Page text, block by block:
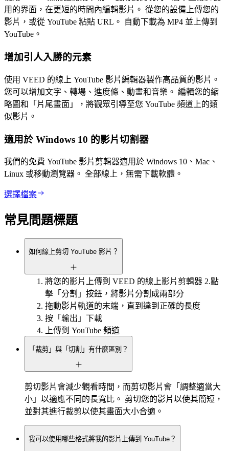
用的界面，在更短的時間內編輯影片。 從您的設備上傳您的
影片，或從 YouTube 粘貼 URL。 自動下載為 MP4 並上傳到
YouTube。
增加引人入勝的元素
使用 VEED 的線上 YouTube 影片編輯器製作高品質的影片。
您可以增加文字、轉場、進度條、動畫和音樂。 編輯您的縮
略圖和「片尾畫面」，將觀眾引導至您 YouTube 頻道上的類
似影片。
適用於 Windows 10 的影片切割器
我們的免費 YouTube 影片剪輯器適用於 Windows 10、Mac、
Linux 或移動瀏覽器。 全部線上，無需下載軟體。
選擇檔案
常見問題標題
如何線上剪切 YouTube 影片？
將您的影片上傳到 VEED 的線上影片剪輯器 2.點
擊「分割」按鈕，將影片分割成兩部分
拖動影片軌道的末端，直到達到正確的長度
按「輸出」下載
上傳到 YouTube 頻道
「裁剪」與「切割」有什麼區別？
剪切影片會減少觀看時間，而剪切影片會「調整適當大
小」以適應不同的長寬比。 剪切您的影片以使其簡短，
並對其進行裁剪以使其畫面大小合適。
我可以使用哪些格式將我的影片上傳到 YouTube？